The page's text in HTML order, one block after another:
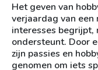
Het geven van
verjaardag van
interesses begrijpt,
ondersteunt. Door
zijn passies en
genomen om iets